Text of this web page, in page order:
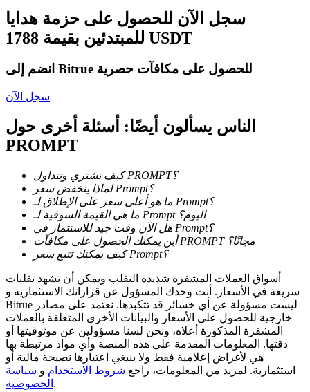
الرهان المرن لكسب العملات الرقمية الشهيرة
استثمارات حصرية لحاملي BTR
القروض
خدمة الاقتراض المدعومة بالعملات المشفرة
سجل الآن للحصول على حزمة هدايا
للمبتدئين بقيمة 1788 USDT
انضم إلى Bitrue للحصول على مكافآت حصرية
سجل الآن
الناس يسألون أيضًا: أسئلة أخرى حول
PROMPT
كيف تشتري وتتداول PROMPT؟
لماذا ينخفض سعر Prompt؟
ما هو أعلى سعر على الإطلاق لـ Prompt؟
ما هي القيمة السوقية لـ Prompt اليوم؟
هل الآن وقت جيد للاستثمار في Prompt؟
أين يمكنك الحصول على مكافآت PROMPT مجانًا؟
كيف يمكنك تتبع سعر Prompt؟
أسواق العملات المشفرة شديدة التقلب ويمكن أن تشهد تقلبات
سريعة في الأسعار. أنت وحدك المسؤول عن قراراتك الاستثمارية و
Bitrue ليست مسؤولة عن أي خسائر قد تتكبدها. نعتمد على مصادر
خارجية للحصول على الأسعار والبيانات الأخرى المتعلقة بالعملات
المشفرة المذكورة أعلاه، ونحن لسنا مسؤولين عن موثوقيتها أو
دقتها. المعلومات المقدمة على هذه المنصة وأي مواد مرتبطة بها
هي لأغراض إعلامية فقط ولا ينبغي اعتبارها نصيحة مالية أو
استثمارية. لمزيد من المعلومات، راجع شروط الاستخدام و سياسة
الخصوصية .